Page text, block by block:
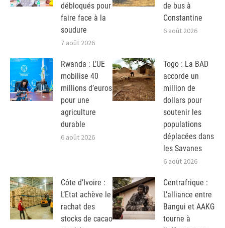
débloqués pour
faire face à la
soudure
7 août 2026
de bus à
Constantine
6 août 2026
Rwanda : L’UE
mobilise 40
millions d’euros
pour une
agriculture
durable
6 août 2026
Togo : La BAD
accorde un
million de
dollars pour
soutenir les
populations
déplacées dans
les Savanes
6 août 2026
Côte d’Ivoire :
L’Etat achève le
rachat des
stocks de cacao
Centrafrique :
L’alliance entre
Bangui et AAKG
tourne à